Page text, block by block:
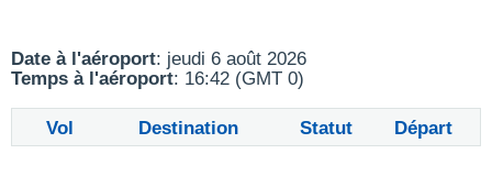
Date à l'aéroport: jeudi 6 août 2026
Temps à l'aéroport: 16:42 (GMT 0)
Vol Destination Statut Départ